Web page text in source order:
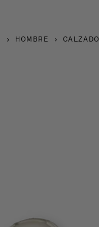
HOMBRE